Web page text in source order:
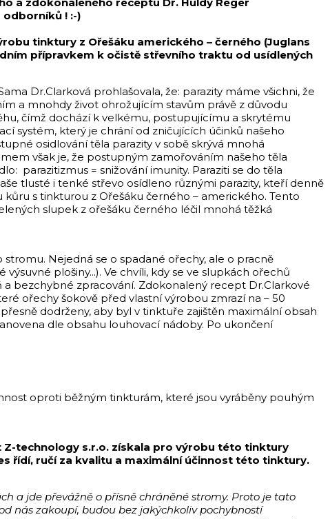
! :-)
tinktury z Ořešáku amerického – černého (Juglans
přípravkem k očistě střevního traktu od usídlených
Dr.Clarková prohlašovala, že: parazity máme všichni, že
a mnohdy život ohrožujícím stavům právě z důvodu
čímž dochází k velkému, postupujícímu a skrytému
systém, který je chrání od zničujících účinků našeho
osidlování těla parazity v sobě skrývá mnohá
však je, že postupným zamořováním našeho těla
parazitizmus = snižování imunity. Paraziti se do těla
tlusté i tenké střevo osídleno různými parazity, kteří denně
s tinkturou z Ořešáku černého – amerického. Tento
slupek z ořešáku černého léčil mnohá těžká
Nejedná se o spadané ořechy, ale o pracně
plošiny...). Ve chvíli, kdy se ve slupkách ořechů
bezchybné zpracování. Zdokonalený recept Dr.Clarkové
ořechy šokově před vlastní výrobou zmrazí na – 50
dodrženy, aby byl v tinktuře zajištěn maximální obsah
dle obsahu louhovací nádoby. Po ukončení
oproti běžným tinkturám, které jsou vyráběny pouhým
Z-technology s.r.o. získala pro výrobu této tinktury
řídí, ručí za kvalitu a maximální účinnost této tinktury.
a jde převážně o přísně chráněné stromy. Proto je tato
nás zakoupí, budou bez jakýchkoliv pochybností